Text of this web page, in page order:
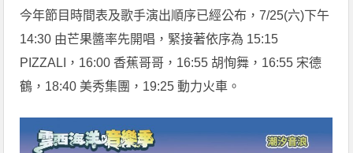
今年節目時間表及歌手演出順序已經公布，7/25(六)下午
14:30 由芒果醬率先開唱，緊接著依序為 15:15
PIZZALI，16:00 香蕉哥哥，16:55 胡恂舞，16:55 宋德
鶴，18:40 美秀集團，19:25 動力火車。